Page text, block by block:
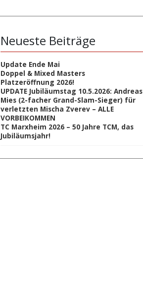
Neueste Beiträge
Update Ende Mai
Doppel & Mixed Masters
Platzeröffnung 2026!
UPDATE Jubiläumstag 10.5.2026: Andreas
Mies (2-facher Grand-Slam-Sieger) für
verletzten Mischa Zverev – ALLE
VORBEIKOMMEN
TC Marxheim 2026 – 50 Jahre TCM, das
Jubiläumsjahr!